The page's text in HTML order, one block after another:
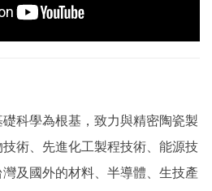
科學為根基，致力與精密陶瓷製
術、先進化工製程技術、能源技
及國外的材料、半導體、生技產